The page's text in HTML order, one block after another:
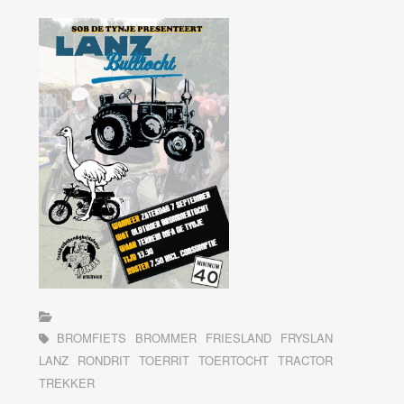
BROMFIETS BROMMER FRIESLAND FRYSLAN
LANZ RONDRIT TOERRIT TOERTOCHT TRACTOR
TREKKER